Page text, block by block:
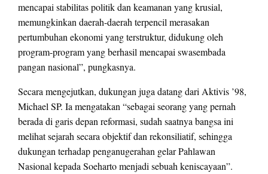
mencapai stabilitas politik dan keamanan yang krusial,
memungkinkan daerah-daerah terpencil merasakan
pertumbuhan ekonomi yang terstruktur, didukung oleh
program-program yang berhasil mencapai swasembada
pangan nasional”, pungkasnya.
Secara mengejutkan, dukungan juga datang dari Aktivis ’98,
Michael SP. Ia mengatakan “sebagai seorang yang pernah
berada di garis depan reformasi, sudah saatnya bangsa ini
melihat sejarah secara objektif dan rekonsiliatif, sehingga
dukungan terhadap penganugerahan gelar Pahlawan
Nasional kepada Soeharto menjadi sebuah keniscayaan”.